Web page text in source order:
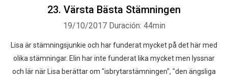
23. Värsta Bästa Stämningen
19/10/2017 Duración: 44min
Lisa är stämningsjunkie och har funderat mycket på det här med
olika stämningar. Elin har inte funderat lika mycket men lyssnar
och lär när Lisa berättar om "isbrytarstämningen", "den ängsliga